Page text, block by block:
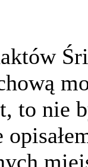
to nie